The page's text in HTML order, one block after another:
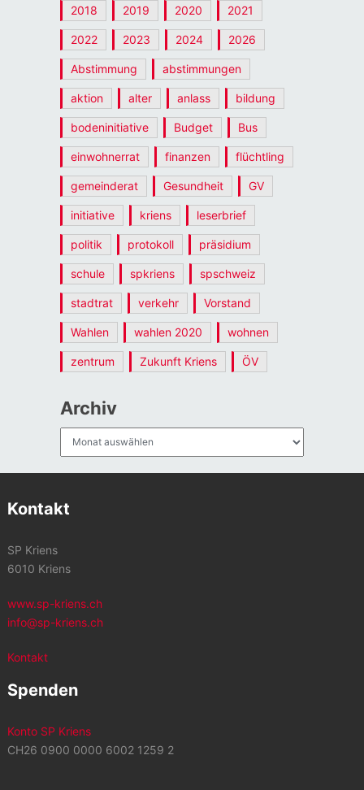
2018 2019 2020 2021
2022 2023 2024 2026
Abstimmung abstimmungen
aktion alter anlass bildung
bodeninitiative Budget Bus
einwohnerrat finanzen flüchtling
gemeinderat Gesundheit GV
initiative kriens leserbrief
politik protokoll präsidium
schule spkriens spschweiz
stadtrat verkehr Vorstand
Wahlen wahlen 2020 wohnen
zentrum Zukunft Kriens ÖV
Archiv
Kontakt
SP Kriens
6010 Kriens
www.sp-kriens.ch
info@sp-kriens.ch
Kontakt
Spenden
Konto SP Kriens
CH26 0900 0000 6002 1259 2